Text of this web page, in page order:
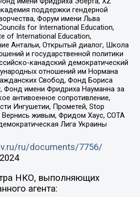
поддержки гендерной
Форум имени Льва
for International Education,
of International Education,
Антальи, Открытый диалог, Школа
и государственной политики
канадский демократический
отношений им Нормана
Свобод, Фонд Бориса
Фонд имени Фридриха Науманна за
антивоенное сопротивление,
Ингушетии, Прометей, Stop
Вернись живым, Фридом Хаус, СОТА
Лига Украины
ru/documents/7756/
НКО, выполняющих
агента: